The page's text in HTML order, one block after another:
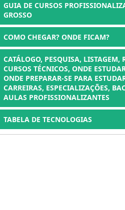
GUIA DE CURSOS
GROSSO
COMO CHEGAR? ONDE FICAM?
CATÁLOGO, PESQUISA, LISTAGEM,
CURSOS TÉCNICOS, ONDE
ONDE PREPARAR-SE PARA
CARREIRAS, ESPECIALIZAÇÕES,
AULAS PROFISSIONALIZANTES
TABELA DE TECNOLOGIAS